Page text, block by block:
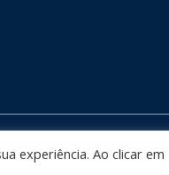
Copyright ©
experiência. Ao clicar